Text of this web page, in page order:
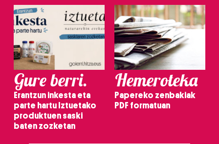
Gure berri.
Erantzun inkesta eta
parte hartu Iztuetako
produktuen saski
baten zozketan
Hemeroteka
Papereko zenbakiak
PDF formatuan